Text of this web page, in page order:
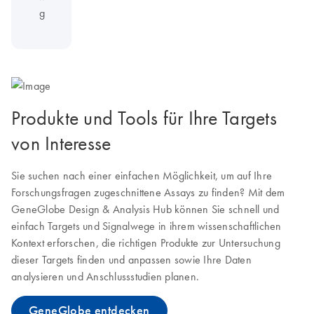
g
Produkte und Tools für Ihre Targets
von Interesse
Sie suchen nach einer einfachen Möglichkeit, um auf Ihre
Forschungsfragen zugeschnittene Assays zu finden? Mit dem
GeneGlobe Design & Analysis Hub können Sie schnell und
einfach Targets und Signalwege in ihrem wissenschaftlichen
Kontext erforschen, die richtigen Produkte zur Untersuchung
dieser Targets finden und anpassen sowie Ihre Daten
analysieren und Anschlussstudien planen.
GeneGlobe entdecken